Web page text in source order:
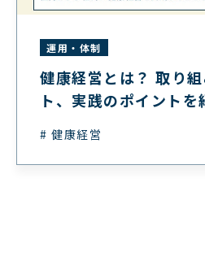
運用・体制
健康経営とは？ 取り
ト、実践のポイントを
# 健康経営